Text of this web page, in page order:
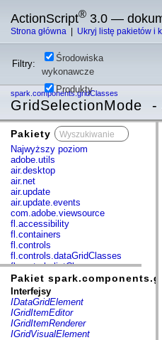
ActionScript® 3.0 —
Strona główna Ukryj listę pakietów i
Filtry:
Środowiska
wykonawcze
Produkty
spark.components.gridClasses
GridSelectionMode -
Pakiety
Najwyższy poziom
adobe.utils
air.desktop
air.net
air.update
air.update.events
com.adobe.viewsource
fl.accessibility
fl.containers
fl.controls
fl.controls.dataGridClasses
fl.controls.listClasses
fl.controls.progressBarClasses
fl.core
fl.data
fl.display
fl.events
fl.ik
Pakiet
Interfejsy
IDataGridElement
IGridItemEditor
IGridItemRenderer
IGridVisualElement